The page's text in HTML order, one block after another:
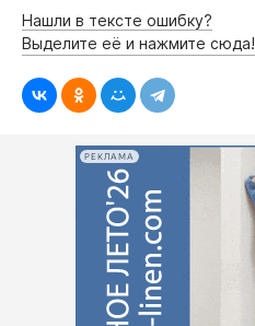
Нашли в тексте ошибку?
Выделите её и нажмите сюда!
РЕКЛАМА